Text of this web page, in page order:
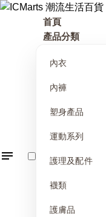
首頁
產品分類
內衣
內褲
塑身產品
運動系列
護理及配件
襪類
護膚品